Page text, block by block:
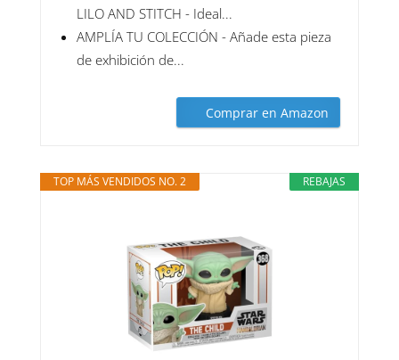
LILO AND STITCH - Ideal...
AMPLÍA TU COLECCIÓN - Añade esta pieza
de exhibición de...
Comprar en Amazon
REBAJAS
TOP MÁS VENDIDOS NO. 2